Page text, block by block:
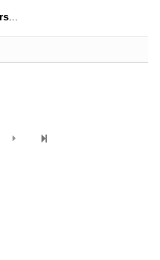
주니어 브라운 초등 문법 교재 <The First Gr…